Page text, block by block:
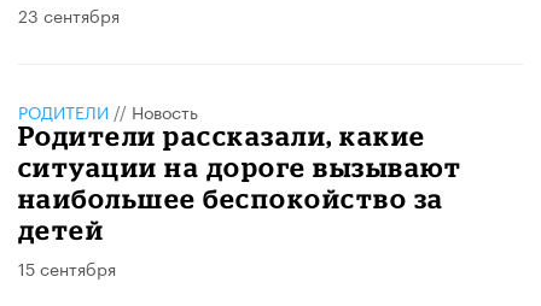
23 сентября
РОДИТЕЛИ // Новость
​Родители рассказали, какие
ситуации на дороге вызывают
наибольшее беспокойство за
детей
15 сентября